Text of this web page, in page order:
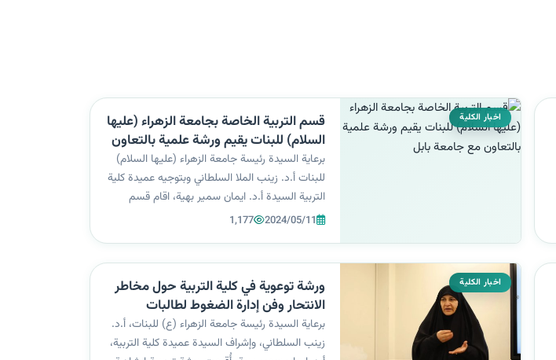
اخبار الكلية
قسم التربية الخاصة بجامعة الزهراء (عليها
السلام) للبنات يقيم ورشة علمية بالتعاون
مع جامعة بابل
برعاية السيدة رئيسة جامعة الزهراء (عليها السلام)
للبنات أ.د. زينب الملا السلطاني وبتوجيه عميدة كلية
التربية السيدة أ.د. ايمان سمير بهية، اقام قسم
التربية الخاصة محاضرة علمية بالتعاون مع جامعة
2024/05/11
1,177
اخبار الكلية
ورشة توعوية في كلية التربية حول مخاطر
الانتحار وفن إدارة الضغوط لطالبات
المرحلة الأولى
برعاية السيدة رئيسة جامعة الزهراء (ع) للبنات، أ.د.
زينب السلطاني، وإشراف السيدة عميدة كلية التربية،